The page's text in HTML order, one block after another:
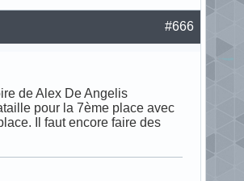
#666
de Alex De Angelis
pour la 7ème place avec
Il faut encore faire des